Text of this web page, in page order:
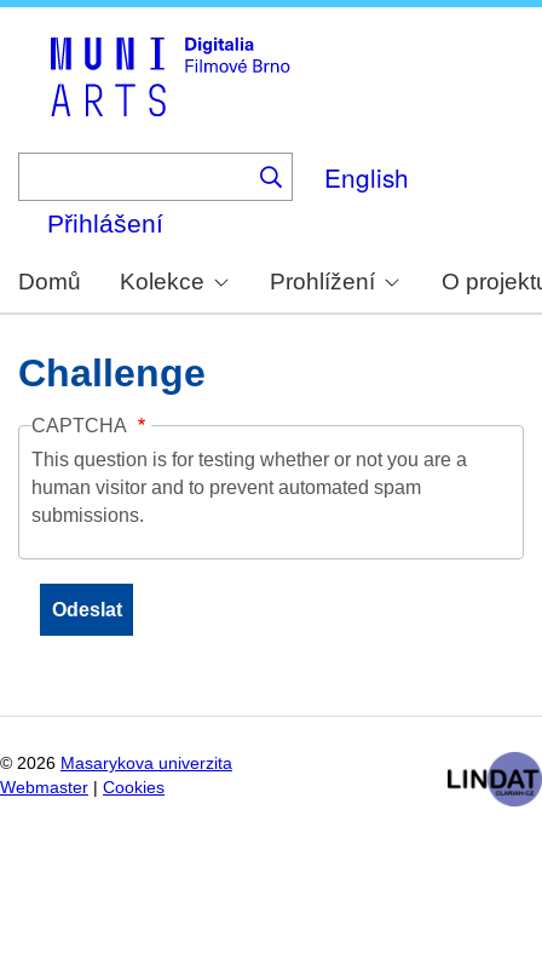
English
Přihlášení
Domů Kolekce Prohlížení O
Challenge
CAPTCHA
This question is for testing whether or not you are a
human visitor and to prevent automated spam
submissions.
© 2026 Masarykova univerzita
Webmaster
Cookies